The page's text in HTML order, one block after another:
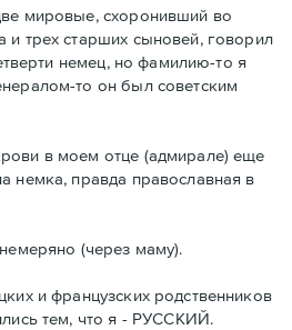
мировые, схоронивший во
и трех старших сыновей, говорил
немец, но фамилию-то я
то он был советским
в моем отце (адмирале) еще
немка, правда православная в
(через маму).
и французских родственников
тем, что я - РУССКИЙ.